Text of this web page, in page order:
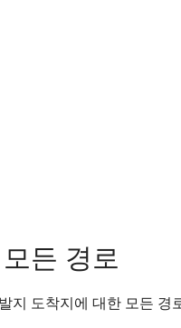
든 경로
지 도착지에 대한 모든 경